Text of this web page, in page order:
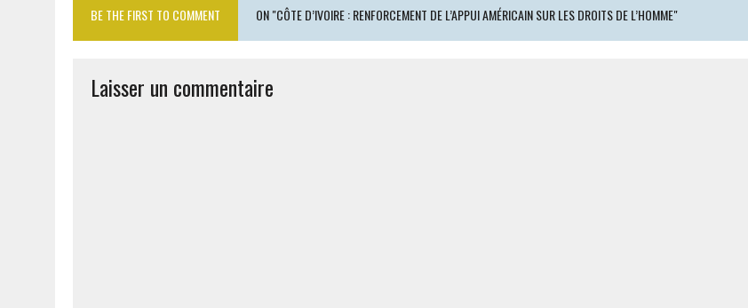
BE THE FIRST TO COMMENT ON "CÔTE D’IVOIRE : RENFORCEMENT DE L’APPUI AMÉRICAIN SUR LES DROITS DE L’HOMME"
Laisser un commentaire